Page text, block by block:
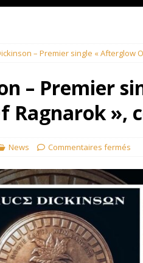
– Premier single « Afterglow
– Premier
Ragnarok »,
News Commentaires fermés